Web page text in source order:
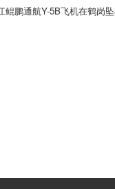
鲲鹏通航Y-5B飞机在鹤岗